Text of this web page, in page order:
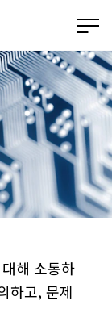
해 소통하
하고, 문제